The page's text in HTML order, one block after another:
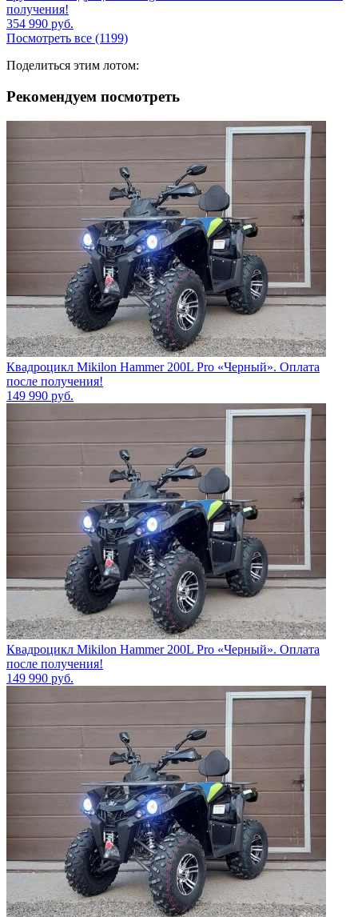
получения!
354 990 руб.
Посмотреть все (1199)
Поделиться этим лотом:
Рекомендуем посмотреть
Квадроцикл Mikilon Hammer 200L Pro «Черный». Оплата
после получения!
149 990 руб.
Квадроцикл Mikilon Hammer 200L Pro «Черный». Оплата
после получения!
149 990 руб.